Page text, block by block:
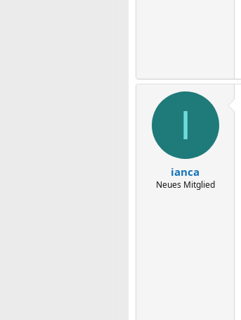
I
ianca
Neues Mitglied